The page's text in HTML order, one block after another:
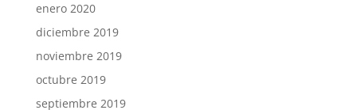
enero 2020
diciembre 2019
noviembre 2019
octubre 2019
septiembre 2019